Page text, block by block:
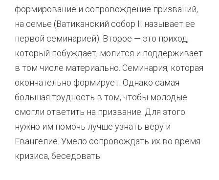
формирование и сопровождение призваний,
на семье (Ватиканский собор II называет ее
первой семинарией). Второе — это приход,
который побуждает, молится и поддерживает
в том числе материально. Семинария, которая
окончательно формирует. Однако самая
большая трудность в том, чтобы молодые
смогли ответить на призвание. Для этого
нужно им помочь лучше узнать веру и
Евангелие. Умело сопровождать их во время
кризиса, беседовать.